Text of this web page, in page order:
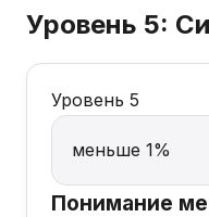
Уровень 5:
Уровень 5
меньше 1%
Понимание